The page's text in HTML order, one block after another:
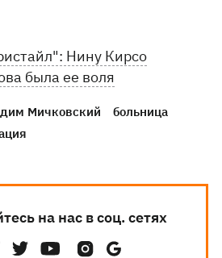
Нину Кирсо
была ее воля
Мичковский
больница
на нас в соц. сетях